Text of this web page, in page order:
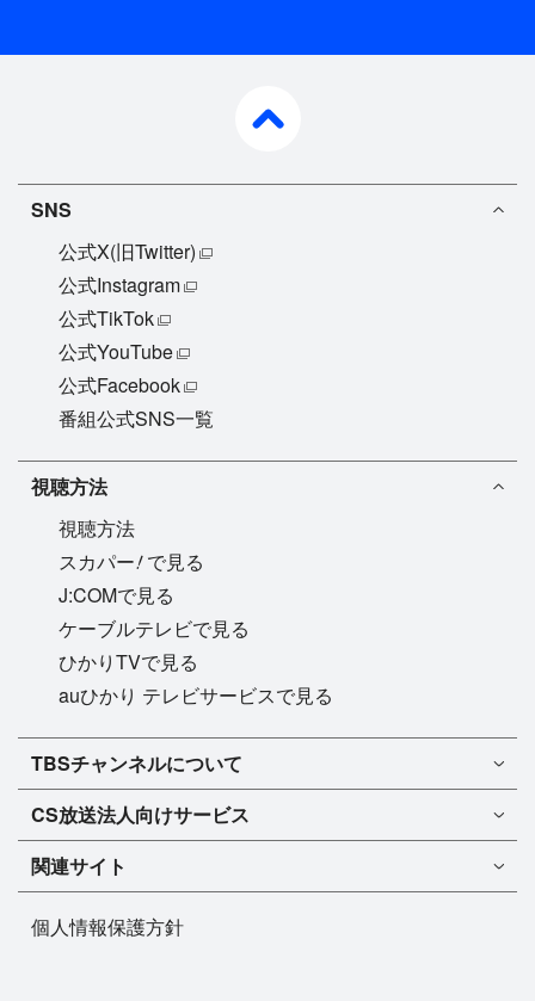
SNS
公式X(旧Twitter)
公式Instagram
公式TikTok
公式YouTube
公式Facebook
番組公式SNS一覧
視聴方法
視聴方法
スカパー!で見る
J:COMで見る
ケーブルテレビで見る
ひかりTVで見る
auひかり テレビサービスで見る
TBSチャンネル1
TBSチャンネル2
マンスリーガイド［PDF］
TBSチャンネルについて
TBSチャンネルについて
FAQ・よくあるご質問
インフォメーション
プレゼント
CS放送法人向けサービス
法人向けサービスについて
TBSチャンネル1
TBSチャンネル2
今月放送
ドラマ
バラエティ
音楽
関連サイト
BS-TBS
個人情報保護方針